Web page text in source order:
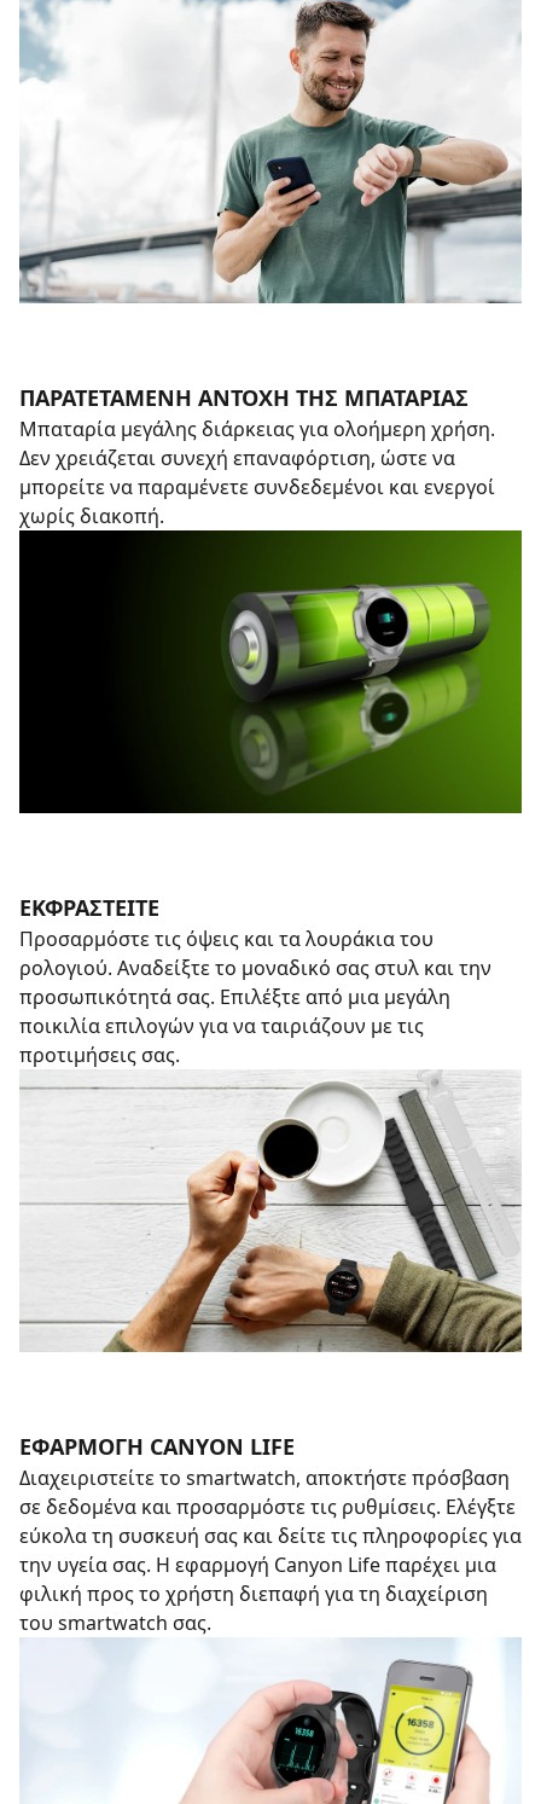
ΠΑΡΑΤΕΤΑΜΈΝΗ ΑΝΤΟΧΉ ΤΗΣ ΜΠΑΤΑΡΊΑΣ
Μπαταρία μεγάλης διάρκειας για ολοήμερη χρήση.
Δεν χρειάζεται συνεχή επαναφόρτιση, ώστε να
μπορείτε να παραμένετε συνδεδεμένοι και ενεργοί
χωρίς διακοπή.
ΕΚΦΡΑΣΤΕΊΤΕ
Προσαρμόστε τις όψεις και τα λουράκια του
ρολογιού. Αναδείξτε το μοναδικό σας στυλ και την
προσωπικότητά σας. Επιλέξτε από μια μεγάλη
ποικιλία επιλογών για να ταιριάζουν με τις
προτιμήσεις σας.
ΕΦΑΡΜΟΓΉ CANYON LIFE
Διαχειριστείτε το smartwatch, αποκτήστε πρόσβαση
σε δεδομένα και προσαρμόστε τις ρυθμίσεις. Ελέγξτε
εύκολα τη συσκευή σας και δείτε τις πληροφορίες για
την υγεία σας. Η εφαρμογή Canyon Life παρέχει μια
φιλική προς το χρήστη διεπαφή για τη διαχείριση
του smartwatch σας.